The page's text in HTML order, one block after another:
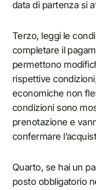
data di partenza si
Terzo, leggi le
completare il
permettono
rispettive
economiche non
condizioni sono
prenotazione e
confermare
Quarto, se hai un
posto obbligatorio